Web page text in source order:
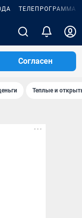
ТЕЛЕПРОГРАММА
Согласен
Теплые и